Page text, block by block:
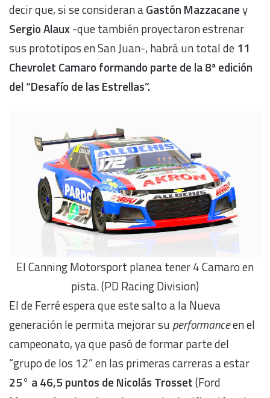
decir que, si se consideran aGastón Mazzacaney
Sergio Alaux-que también proyectaron estrenar
sus prototipos en San Juan-, habrá un total de 11
Chevrolet Camaro formando parte de la 8ª edición
del “Desafío de las Estrellas”.
El Canning Motorsport planea tener 4 Camaro en
pista. (PD Racing Division)
El de Ferré espera que este salto a la Nueva
generación le permita mejorar su performanceen el
campeonato, ya que pasó de formar parte del
“grupo de los 12” en las primeras carreras a estar
25° a 46,5 puntos de Nicolás Trosset(Ford